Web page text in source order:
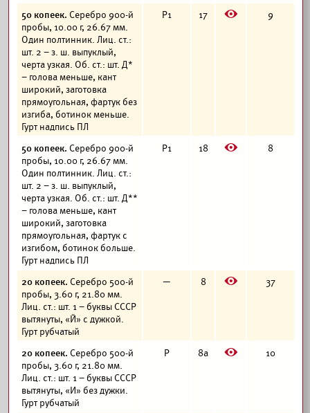
50 копеек. Серебро 900-й
пробы, 10.00 г, 26.67 мм.
Один полтинник. Лиц. ст.:
шт. 2 – з. ш. выпуклый,
черта узкая. Об. ст.: шт. Д*
– голова меньше, кант
широкий, заготовка
прямоугольная, фартук без
изгиба, ботинок меньше.
Гурт надпись ПЛ
Р1 17 E 9
50 копеек. Серебро 900-й
пробы, 10.00 г, 26.67 мм.
Один полтинник. Лиц. ст.:
шт. 2 – з. ш. выпуклый,
черта узкая. Об. ст.: шт. Д**
– голова меньше, кант
широкий, заготовка
прямоугольная, фартук с
изгибом, ботинок больше.
Гурт надпись ПЛ
Р1 18 E 8
20 копеек. Серебро 500-й
пробы, 3.60 г, 21.80 мм.
Лиц. ст.: шт. 1 – буквы СССР
вытянуты, «Й» с дужкой.
Гурт рубчатый
— 8 E 37
20 копеек. Серебро 500-й
пробы, 3.60 г, 21.80 мм.
Лиц. ст.: шт. 1 – буквы СССР
вытянуты, «И» без дужки.
Гурт рубчатый
Р 8а E 10